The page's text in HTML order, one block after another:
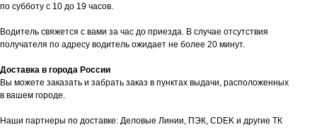
по субботу с 10 до 19 часов.
Водитель свяжется с вами за час до приезда. В случае отсутствия
получателя по адресу водитель ожидает не более 20 минут.
Доставка в города России
Вы можете заказать и забрать заказ в пунктах выдачи, расположенных
в вашем городе.
Наши партнеры по доставке: Деловые Линии, ПЭК, CDEK и другие ТК